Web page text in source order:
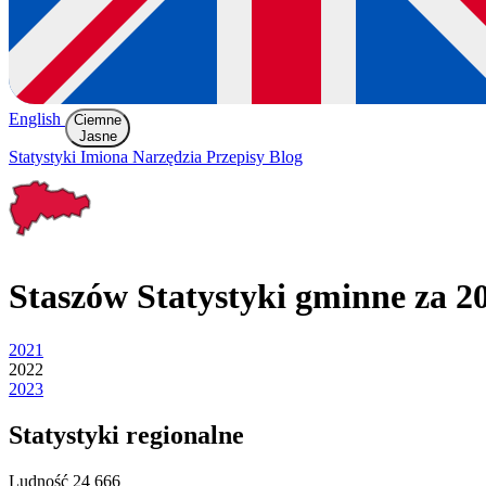
English
Ciemne
Jasne
Statystyki Imiona Narzędzia Przepisy Blog
Staszów Statystyki gminne za
2021
2022
2023
Statystyki regionalne
Ludność 24 666